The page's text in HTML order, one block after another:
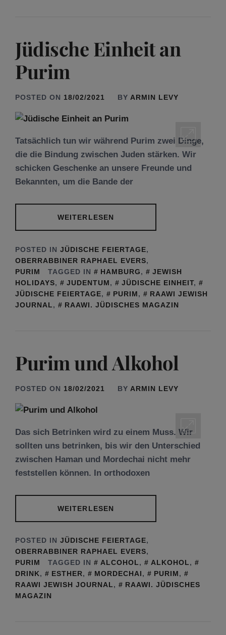
Jüdische Einheit an
Purim
POSTED ON 18/02/2021 BY ARMIN LEVY
Tatsächlich tun wir während Purim zwei Dinge,
die die Bindung zwischen Juden stärken. Wir
schicken Geschenke an unsere Freunde und
Bekannten, um die Bande der
WEITERLESEN
POSTED IN JÜDISCHE FEIERTAGE,
OBERRABBINER RAPHAEL EVERS,
PURIM
TAGGED IN HAMBURG,
JEWISH
HOLIDAYS, JUDENTUM, JÜDISCHE EINHEIT,
JÜDISCHE FEIERTAGE, PURIM,
RAAWI JEWISH
JOURNAL, RAAWI. JÜDISCHES MAGAZIN
Purim und Alkohol
POSTED ON 18/02/2021 BY ARMIN LEVY
Das sich Betrinken wird zu einem Muss. Wir
sollten uns betrinken, bis wir den Unterschied
zwischen Haman und Mordechai nicht mehr
feststellen können. In orthodoxen
WEITERLESEN
POSTED IN JÜDISCHE FEIERTAGE,
OBERRABBINER RAPHAEL EVERS,
PURIM
TAGGED IN ALCOHOL, ALKOHOL,
DRINK, ESTHER, MORDECHAI, PURIM,
RAAWI JEWISH JOURNAL,
RAAWI. JÜDISCHES
MAGAZIN